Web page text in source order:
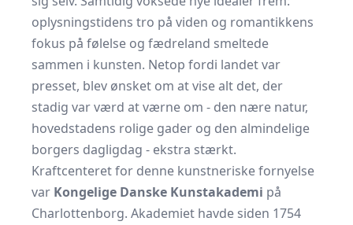
oplysningstidens tro på viden og romantikkens
fokus på følelse og fædreland smeltede
sammen i kunsten. Netop fordi landet var
presset, blev ønsket om at vise alt det, der
stadig var værd at værne om - den nære natur,
hovedstadens rolige gader og den almindelige
borgers dagligdag - ekstra stærkt.
Kraftcenteret for denne kunstneriske fornyelse
var Kongelige Danske Kunstakademi på
Charlottenborg. Akademiet havde siden 1754